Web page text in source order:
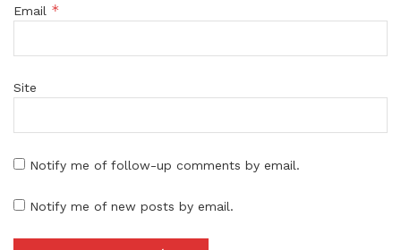
Email *
Site
Notify me of follow-up comments by email.
Notify me of new posts by email.